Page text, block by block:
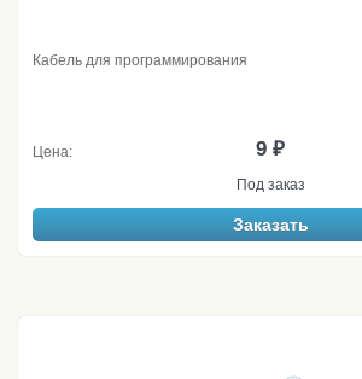
Кабель для программирования
Цена: 9 ₽
Под заказ
Заказать